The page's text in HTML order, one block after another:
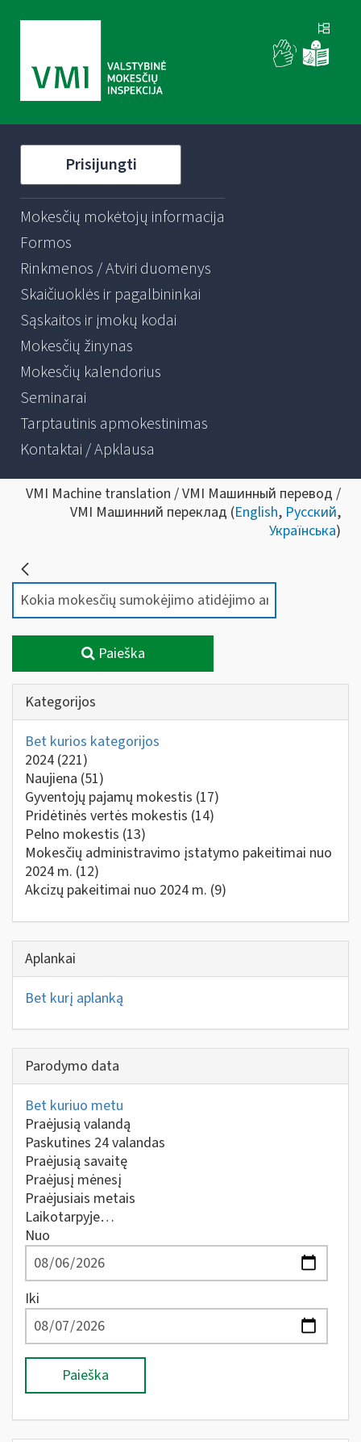
Prisijungti
Mokesčių mokėtojų informacija
Formos
Rinkmenos / Atviri duomenys
Skaičiuoklės ir pagalbininkai
Sąskaitos ir įmokų kodai
Mokesčių žinynas
Mokesčių kalendorius
Seminarai
Tarptautinis apmokestinimas
Kontaktai / Apklausa
VMI Machine translation / VMI Машинный перевод /
VMI Машинний переклад (English, Русский,
Українська)
Paieška
Kategorijos
Bet kurios kategorijos
2024 (221)
Naujiena (51)
Gyventojų pajamų mokestis (17)
Pridėtinės vertės mokestis (14)
Pelno mokestis (13)
Mokesčių administravimo įstatymo pakeitimai nuo
2024 m. (12)
Akcizų pakeitimai nuo 2024 m. (9)
Aplankai
Bet kurį aplanką
Parodymo data
Bet kuriuo metu
Praėjusią valandą
Paskutines 24 valandas
Praėjusią savaitę
Praėjusį mėnesį
Praėjusiais metais
Laikotarpyje…
Nuo
Iki
Paieška